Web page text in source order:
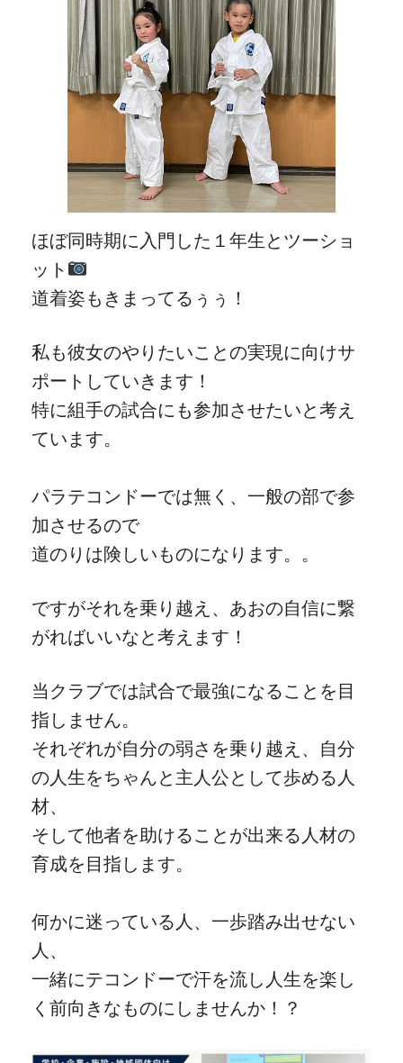
ほぼ同時期に入門した１年生とツーショ
ット
道着姿もきまってるぅぅ！
私も彼女のやりたいことの実現に向けサ
ポートしていきます！
特に組手の試合にも参加させたいと考え
ています。
パラテコンドーでは無く、一般の部で参
加させるので
道のりは険しいものになります。。
ですがそれを乗り越え、あおの自信に繋
がればいいなと考えます！
当クラブでは試合で最強になることを目
指しません。
それぞれが自分の弱さを乗り越え、自分
の人生をちゃんと主人公として歩める人
材、
そして他者を助けることが出来る人材の
育成を目指します。
何かに迷っている人、一歩踏み出せない
人、
一緒にテコンドーで汗を流し人生を楽し
く前向きなものにしませんか！？